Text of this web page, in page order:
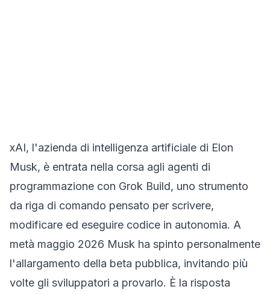
xAI, l'azienda di intelligenza artificiale di Elon
Musk, è entrata nella corsa agli agenti di
programmazione con Grok Build, uno strumento
da riga di comando pensato per scrivere,
modificare ed eseguire codice in autonomia. A
metà maggio 2026 Musk ha spinto personalmente
l'allargamento della beta pubblica, invitando più
volte gli sviluppatori a provarlo. È la risposta